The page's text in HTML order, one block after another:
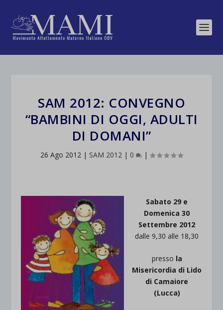
SAM 2012: CONVEGNO
“BAMBINI DI OGGI, ADULTI
DI DOMANI”
26 Ago 2012 | SAM 2012 | 0 |
Sabato 29 e
Domenica 30
Settembre 2012
dalle 9,30 alle 18,30
presso la
Misericordia di Lido
di Camaiore
(Lucca)